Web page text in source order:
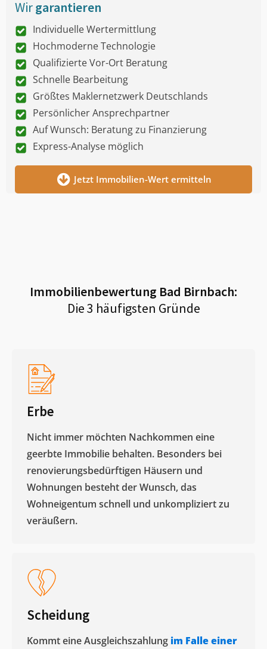
Wirgarantieren
Individuelle Wertermittlung
Hochmoderne Technologie
Qualifizierte Vor-Ort Beratung
Schnelle Bearbeitung
Größtes Maklernetzwerk Deutschlands
Persönlicher Ansprechpartner
Auf Wunsch: Beratung zu Finanzierung
Express-Analyse möglich
Jetzt Immobilien-Wert ermitteln
Immobilienbewertung Bad Birnbach:
Die 3 häufigsten Gründe
Erbe
Nicht immer möchten Nachkommen eine
geerbte Immobilie behalten. Besonders bei
renovierungsbedürftigen Häusern und
Wohnungen besteht der Wunsch, das
Wohneigentum schnell und unkompliziert zu
veräußern. ​
Scheidung
Kommt eine Ausgleichszahlung im Falle einer